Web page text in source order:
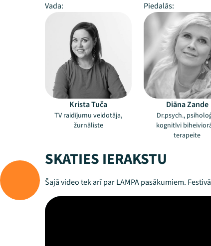
Vada:
Piedalās:
Krista Tuča
TV raidījumu veidotāja,
žurnāliste
Diāna Zande
Dr.psych.,
kognitīvi
terapeite
SKATIES IERAKSTU
Šajā video tek arī par LAMPA pasākumiem.